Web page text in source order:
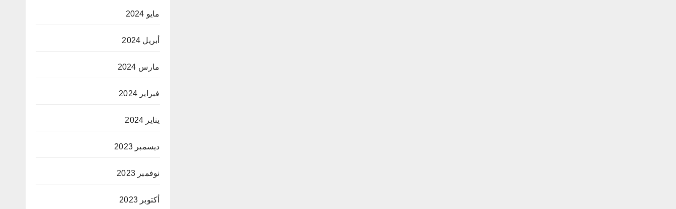
مايو 2024
أبريل 2024
مارس 2024
فبراير 2024
يناير 2024
ديسمبر 2023
نوفمبر 2023
أكتوبر 2023